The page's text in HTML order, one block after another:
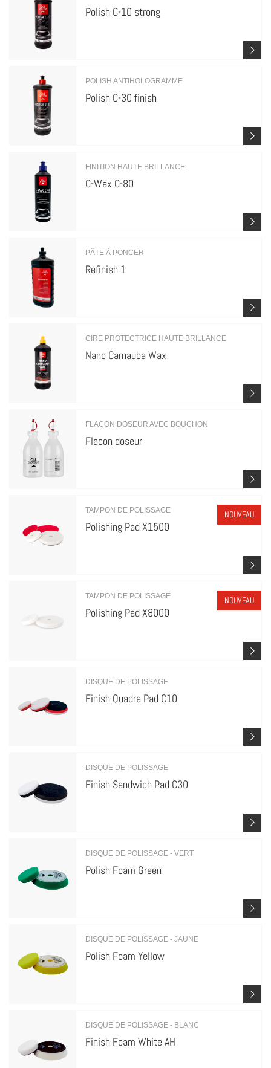
Polish C-10 strong
POLISH ANTIHOLOGRAMME
Polish C-30 finish
FINITION HAUTE BRILLANCE
C-Wax C-80
PÂTE À PONCER
Refinish 1
CIRE PROTECTRICE HAUTE BRILLANCE
Nano Carnauba Wax
FLACON DOSEUR AVEC BOUCHON
Flacon doseur
NOUVEAU
TAMPON DE POLISSAGE
Polishing Pad X1500
NOUVEAU
TAMPON DE POLISSAGE
Polishing Pad X8000
DISQUE DE POLISSAGE
Finish Quadra Pad C10
DISQUE DE POLISSAGE
Finish Sandwich Pad C30
DISQUE DE POLISSAGE - VERT
Polish Foam Green
DISQUE DE POLISSAGE - JAUNE
Polish Foam Yellow
DISQUE DE POLISSAGE - BLANC
Finish Foam White AH